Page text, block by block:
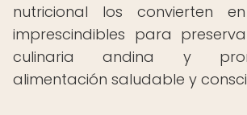
nutricional los convierten
imprescindibles para
culinaria andina y
alimentación saludable y